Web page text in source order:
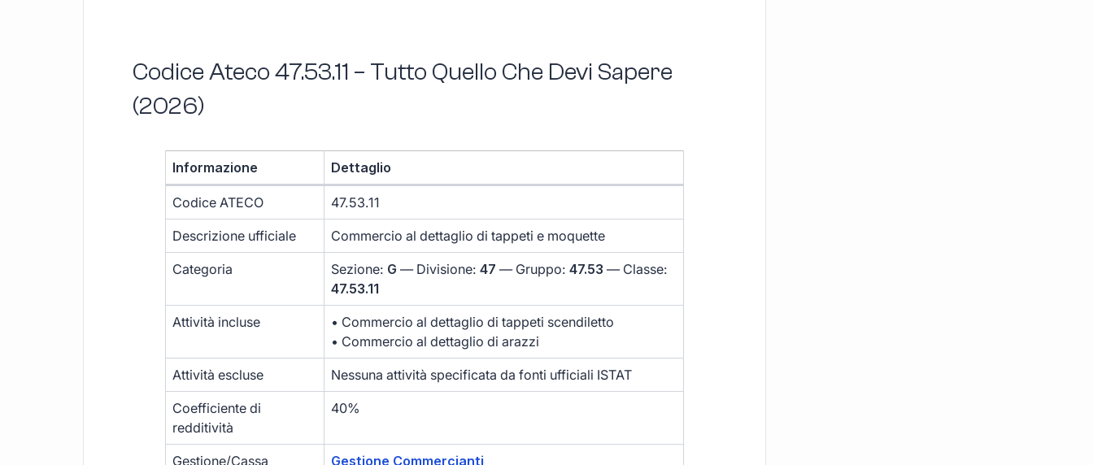
Codice Ateco 47.53.11 – Tutto Quello Che Devi Sapere
(2026)
Informazione Dettaglio
Codice ATECO 47.53.11
Descrizione ufficiale Commercio al dettaglio di tappeti e moquette
Categoria Sezione: G — Divisione:47 — Gruppo:47.53 — Classe:
47.53.11
Attività incluse
• Commercio al dettaglio di tappeti scendiletto
• Commercio al dettaglio di arazzi
Attività escluse Nessuna attività specificata da fonti ufficiali ISTAT
Coefficiente di
redditività
40%
Gestione/Cassa Gestione Commercianti